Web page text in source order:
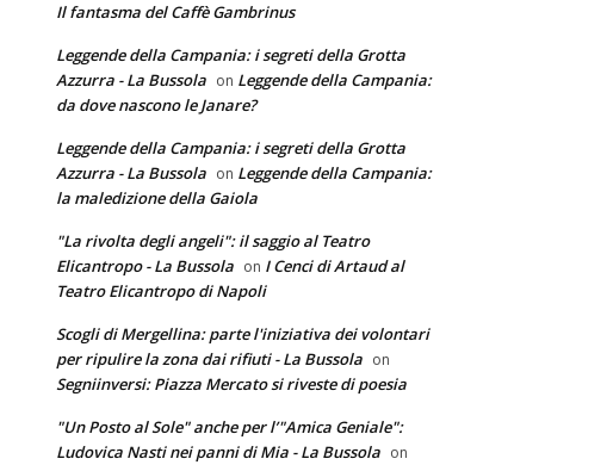
Il fantasma del Caffè Gambrinus
Leggende della Campania: i segreti della Grotta
Azzurra - La Bussola on Leggende della Campania:
da dove nascono le Janare?
Leggende della Campania: i segreti della Grotta
Azzurra - La Bussola on Leggende della Campania:
la maledizione della Gaiola
"La rivolta degli angeli": il saggio al Teatro
Elicantropo - La Bussola on I Cenci di Artaud al
Teatro Elicantropo di Napoli
Scogli di Mergellina: parte l'iniziativa dei volontari
per ripulire la zona dai rifiuti - La Bussola on
Segniinversi: Piazza Mercato si riveste di poesia
"Un Posto al Sole" anche per l’"Amica Geniale":
Ludovica Nasti nei panni di Mia - La Bussola on